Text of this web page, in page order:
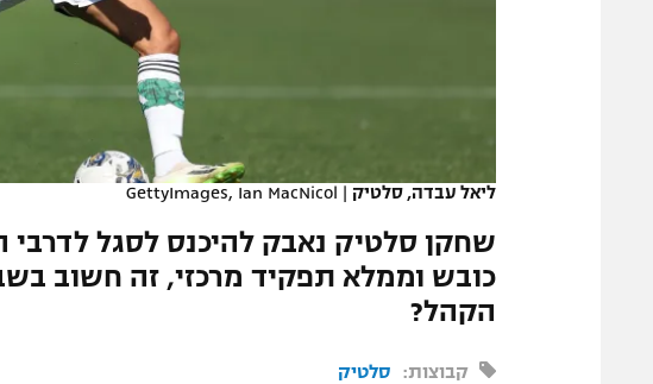
ליאל עבדה, סלטיק |
GettyImages, Ian MacNicol
שחקן סלטיק נאבק להיכנס לסגל לדרבי
כובש וממלא תפקיד מרכזי, זה חשוב
הקהל?
קבוצות: סלטיק